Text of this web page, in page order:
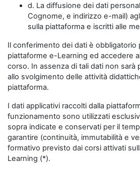
d. La diffusione dei dati
Cognome, e indirizzo e-mail)
sulla piattaforma e iscritti alle
Il conferimento dei dati è obbligatorio
piattaforme e-Learning ed accedere
corso. In assenza di tali dati non sarà
allo svolgimento delle attività
piattaforma.
I dati applicativi raccolti dalla
funzionamento sono utilizzati
sopra indicate e conservati per il
garantire (continuità, immutabilità e
formativo previsto dai corsi attivati
Learning (*).